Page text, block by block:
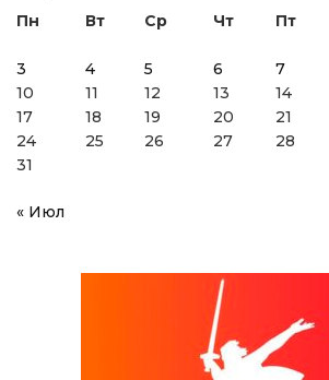
Пн
Вт Ср Чт Пт
3
4 5 6 7
10
11 12 13 14
17
18 19 20 21
24
25 26 27 28
31
« Июл